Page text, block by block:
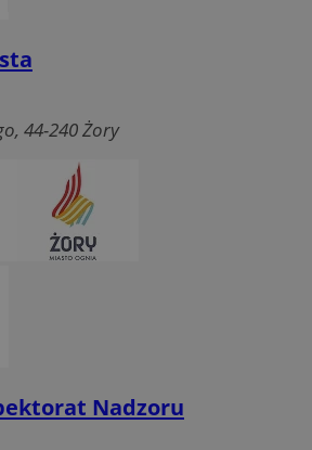
44-240 Żory
Nadzoru